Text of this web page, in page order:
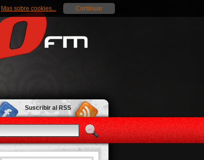
Suscribir al RSS
Mas sobre cookies... Continuar